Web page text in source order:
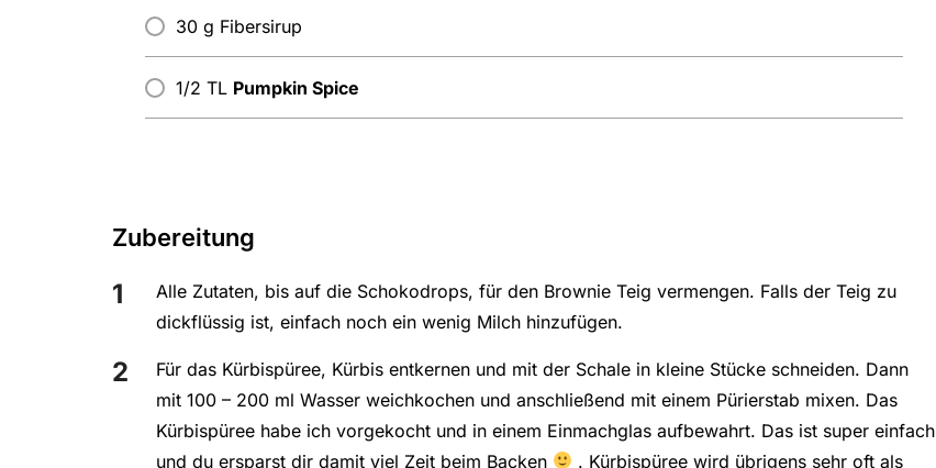
30 g Fibersirup
1/2 TL Pumpkin Spice
Zubereitung
Alle Zutaten, bis auf die Schokodrops, für den Brownie Teig vermengen. Falls der Teig zu
dickflüssig ist, einfach noch ein wenig Milch hinzufügen.
Für das Kürbispüree, Kürbis entkernen und mit der Schale in kleine Stücke schneiden. Dann
mit 100 – 200 ml Wasser weichkochen und anschließend mit einem Pürierstab mixen. Das
Kürbispüree habe ich vorgekocht und in einem Einmachglas aufbewahrt. Das ist super einfach
und du ersparst dir damit viel Zeit beim Backen
. Kürbispüree wird übrigens sehr oft als